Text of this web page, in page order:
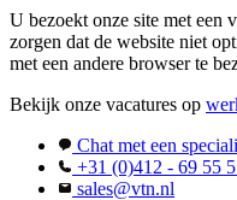
U bezoekt onze site met een
zorgen dat de website niet
met een andere browser te
Bekijk onze vacatures op
Chat met een
+31 (0)412 - 69 55
sales@vtn.nl